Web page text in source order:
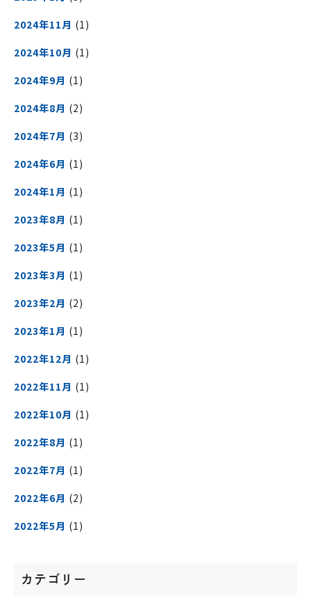
2024年11月 (1)
2024年10月 (1)
2024年9月 (1)
2024年8月 (2)
2024年7月 (3)
2024年6月 (1)
2024年1月 (1)
2023年8月 (1)
2023年5月 (1)
2023年3月 (1)
2023年2月 (2)
2023年1月 (1)
2022年12月 (1)
2022年11月 (1)
2022年10月 (1)
2022年8月 (1)
2022年7月 (1)
2022年6月 (2)
2022年5月 (1)
カテゴリー